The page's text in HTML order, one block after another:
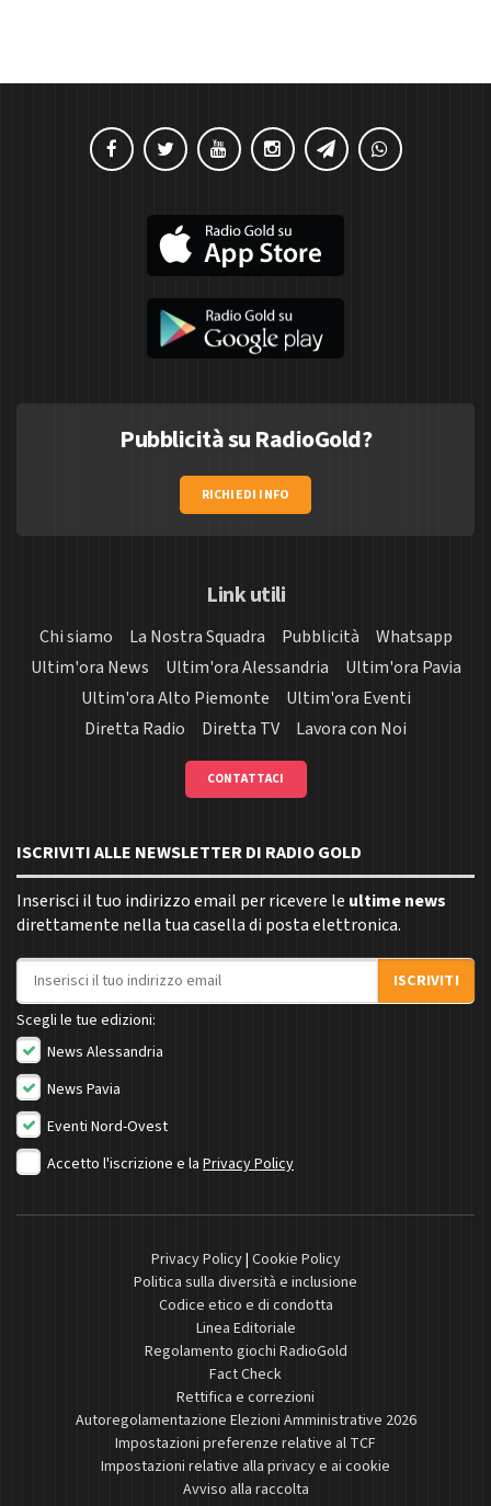
Pubblicità su RadioGold?
RICHIEDI INFO
Link utili
Chi siamo La Nostra Squadra Pubblicità
Whatsapp
Ultim'ora News
Ultim'ora Alessandria
Ultim'ora Pavia
Ultim'ora Alto Piemonte
Ultim'ora Eventi
Diretta Radio
Diretta TV Lavora con Noi
CONTATTACI
ISCRIVITI ALLE NEWSLETTER DI RADIO GOLD
Inserisci il tuo indirizzo email per ricevere le ultime news
direttamente nella tua casella di posta elettronica.
Indirizzo email
ISCRIVITI
Scegli le tue edizioni:
News Alessandria
News Pavia
Eventi Nord-Ovest
Accetto l'iscrizione e la Privacy Policy
Privacy Policy| Cookie Policy
Politica sulla diversità e inclusione
Codice etico e di condotta
Linea Editoriale
Regolamento giochi RadioGold
Fact Check
Rettifica e correzioni
Autoregolamentazione Elezioni Amministrative 2026
Impostazioni preferenze relative al TCF
Impostazioni relative alla privacy e ai cookie
Avviso alla raccolta